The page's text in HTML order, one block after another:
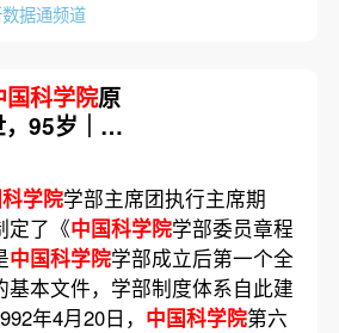
据通频道
国科学院原
95岁｜讣
学院学部主席团执行主席期
定了《中国科学院学部委员章程
中国科学院学部成立后第一个全
基本文件，学部制度体系自此建
年4月20日， 中国科学院第六